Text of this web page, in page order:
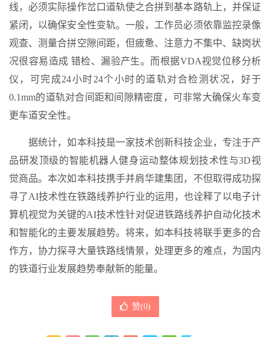
线，必须实际操作岔口道轨使之合拼到基本路轨上，并保证
紧闭，以确保安全性变轨。一般，工作员必须依靠监控录像
观查、测量合拼空隙间距，但疲惫、注意力不集中、缺岗状
况很容易造成 错检、漏验产生。而根据VDA视觉位移分析
仪，可完成24小时24个小时的道轨对合检测状况，好于
0.1mm的道轨对合间距和间隙精密度，可非常大确保火车变
更车道安全性。
据统计，如本科技是一家技术创新科技企业，专注于产
品研发顶级的智能机器人健身运动整体规划技术性与3D视
觉商品。本次如本科技携手并肩华建集团，不但取得成功探
寻了AI技术性在铁路线养护行业的运用，也诠释了以电子计
算机视觉为关键的AI技术性针对促进铁路线养护自动化技术
和智能化的主要发展趋势。将来，如本科技将联手更多的合
作方，协力探寻大量铁路线情景，处理更多的难点，为国内
的铁道行业发展趋势奉献新的能量。
赞(0)